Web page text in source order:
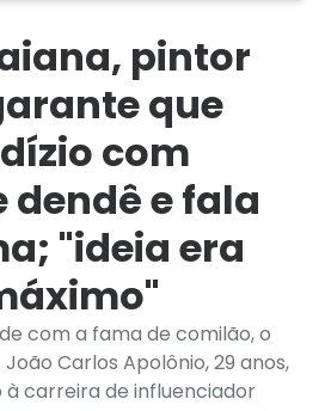
pintor
que
com
dendê e fala
"ideia era
com a fama de comilão, o
Carlos Apolônio, 29 anos,
carreira de influenciador